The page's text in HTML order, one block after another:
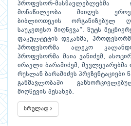
პროფესორ-
მონაწილეობა მიიღეს
ბიბლიოთეკის ორგანიზებულ
საუკეთესო მიღწევა“. ზუტს
ფაკულტეტის დეკანმა,
პროფესორმა ალეკო
პროფესორმა მაია ვანიძემ,
ირაკლი ბარამიძემ, მკვლევარებმა
რუსლან ბარამიძეს პრეზენტაციები
განმავლობაში
მიღწევის შესახებ.
სრულად